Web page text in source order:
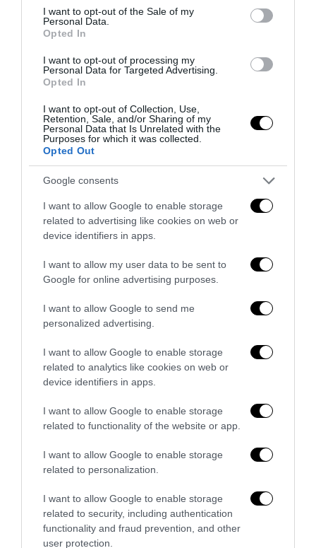
consent section.
I want to opt-out of the Sale of my
Personal Data.
Opted In
I want to opt-out of processing my
Personal Data for Targeted Advertising.
Opted In
I want to opt-out of Collection, Use,
Retention, Sale, and/or Sharing of my
Personal Data that Is Unrelated with the
Purposes for which it was collected.
Opted Out
Google consents
I want to allow Google to enable storage
related to advertising like cookies on web or
device identifiers in apps.
I want to allow my user data to be sent to
Google for online advertising purposes.
I want to allow Google to send me
personalized advertising.
I want to allow Google to enable storage
related to analytics like cookies on web or
device identifiers in apps.
I want to allow Google to enable storage
related to functionality of the website or app.
I want to allow Google to enable storage
related to personalization.
I want to allow Google to enable storage
related to security, including authentication
functionality and fraud prevention, and other
user protection.
Tekne agli americani: il Golden Power è l’ultima trincea
di uno Stato senza politica...
7 Agosto 2026
Addio a Francesco Guccini: stronzo, poeta e buffone di
corte